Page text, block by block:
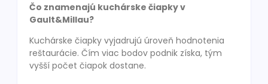
Čo znamenajú kuchárske čiapky v
Gault&Millau?
Kuchárske čiapky vyjadrujú úroveň hodnotenia
reštaurácie. Čím viac bodov podnik získa, tým
vyšší počet čiapok dostane.